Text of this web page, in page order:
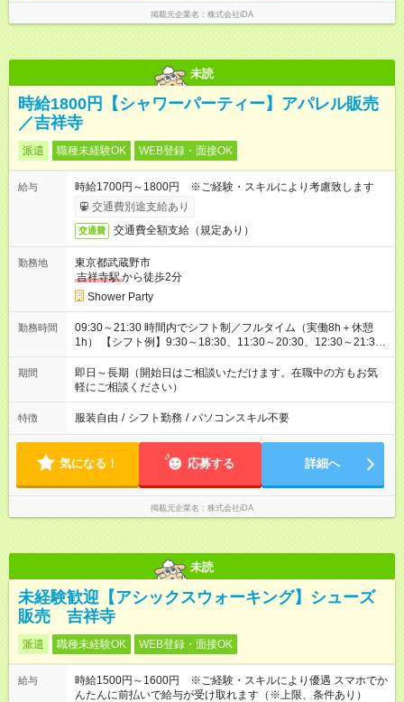
掲載元企業名 株式会社iDA
未読
時給1800円【シャワーパーティー】アパレル販売
／吉祥寺
派遣 職種未経験OK WEB登録・面接OK
給与
時給1700円～1800円 ※ご経験・スキルにより考慮致します
交通費別途支給あり
交通費 交通費全額支給（規定あり）
勤務地
東京都武蔵野市
吉祥寺駅から徒歩2分
Shower Party
勤務時間
09:30～21:30 時間内でシフト制／フルタイム（実働8h＋休憩
1h） 【シフト例】9:30～18:30、11:30～20:30、12:30～21:30
など
期間
即日～長期（開始日はご相談いただけます。在職中の方もお気
軽にご相談ください）
特徴 服装自由 / シフト勤務 / パソコンスキル不要
気になる！ 応募する 詳細へ
掲載元企業名 株式会社iDA
未読
未経験歓迎【アシックスウォーキング】シューズ
販売 吉祥寺
派遣 職種未経験OK WEB登録・面接OK
給与
時給1500円～1600円 ※ご経験・スキルにより優遇 スマホでか
んたんに前払いで給与が受け取れます（※上限、条件あり）